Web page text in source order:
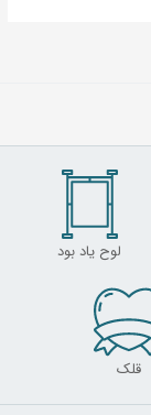
لوح یاد بود
قلک